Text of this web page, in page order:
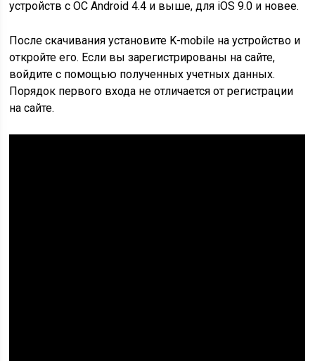
устройств с ОС Android 4.4 и выше, для iOS 9.0 и новее.
После скачивания установите K-mobile на устройство и
откройте его. Если вы зарегистрированы на сайте,
войдите с помощью полученных учетных данных.
Порядок первого входа не отличается от регистрации
на сайте.